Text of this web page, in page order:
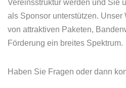
Vereinsstruktur werden und Sie
als Sponsor unterstützen. Unser
von attraktiven Paketen,
Förderung ein breites Spektrum.
Haben Sie Fragen oder dann